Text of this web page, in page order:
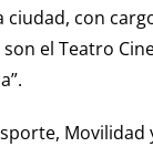
con
el Teatro
Movilidad